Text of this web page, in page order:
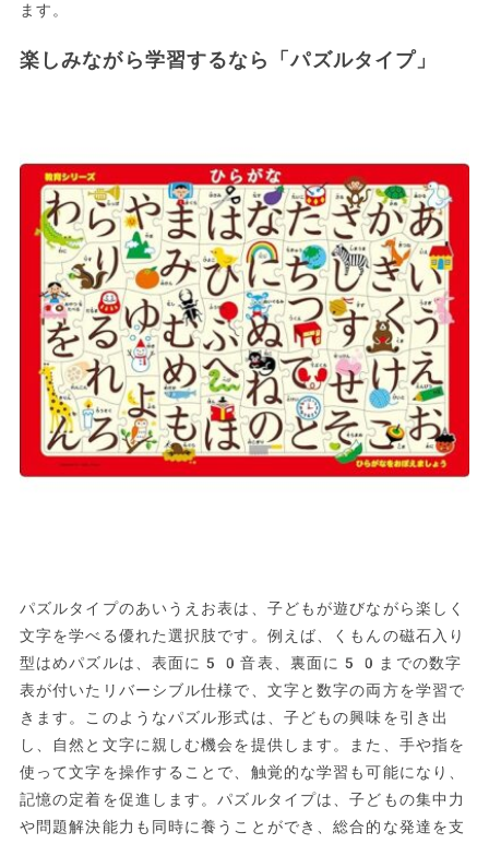
ます。
楽しみながら学習するなら「パズルタイプ」
パズルタイプのあいうえお表は、子どもが遊びながら楽しく
文字を学べる優れた選択肢です。例えば、くもんの磁石入り
型はめパズルは、表面に50音表、裏面に50までの数字
表が付いたリバーシブル仕様で、文字と数字の両方を学習で
きます。このようなパズル形式は、子どもの興味を引き出
し、自然と文字に親しむ機会を提供します。また、手や指を
使って文字を操作することで、触覚的な学習も可能になり、
記憶の定着を促進します。パズルタイプは、子どもの集中力
や問題解決能力も同時に養うことができ、総合的な発達を支